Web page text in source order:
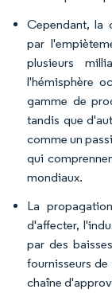
Cependant, la
par
plusieurs
l'hémisphère
gamme de
tandis que
comme un
qui
mondiaux.
La
d'affecter,
par des
fournisseurs
chaîne